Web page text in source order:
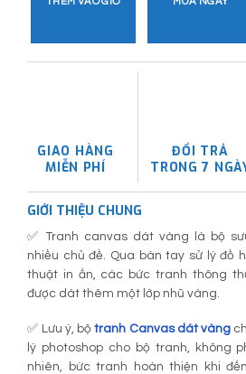
GIAO HÀNG
MIỄN PHÍ
ĐỔI TRẢ
TRONG 7
GIỚI THIỆU CHUNG
✅ Tranh canvas dát vàng là bộ
nhiều chủ đề. Qua bàn tay sử lý đồ
thuật in ấn, các bức tranh thông
được dát thêm một lớp nhũ vàng.
✅ Lưu ý, bộtranh Canvas dát vàng
lý photoshop cho bộ tranh, không
nhiên, bức tranh hoàn thiện khi